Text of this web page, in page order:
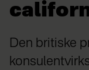
Den britiske